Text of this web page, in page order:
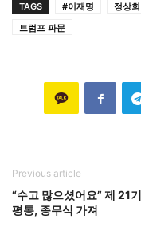
TAGS #이재명
정상
트럼프 파문
Previous article
“수고 많으셨어요” 제 21
평통, 종무식 가져